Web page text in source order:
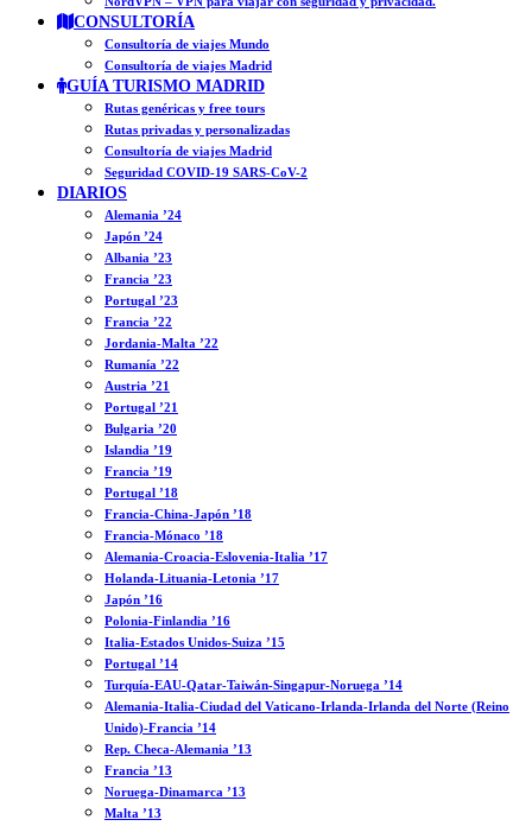
CONSULTORÍA
Consultoría de viajes Mundo
Consultoría de viajes Madrid
GUÍA TURISMO MADRID
Rutas genéricas y free tours
Rutas privadas y personalizadas
Consultoría de viajes Madrid
Seguridad COVID-19 SARS-CoV-2
DIARIOS
Alemania ’24
Japón ’24
Albania ’23
Francia ’23
Portugal ’23
Francia ’22
Jordania-Malta ’22
Rumanía ’22
Austria ’21
Portugal ’21
Bulgaria ’20
Islandia ’19
Francia ’19
Portugal ’18
Francia-China-Japón ’18
Francia-Mónaco ’18
Alemania-Croacia-Eslovenia-Italia ’17
Holanda-Lituania-Letonia ’17
Japón ’16
Polonia-Finlandia ’16
Italia-Estados Unidos-Suiza ’15
Portugal ’14
Turquía-EAU-Qatar-Taiwán-Singapur-Noruega ’14
Alemania-Italia-Ciudad del Vaticano-Irlanda-Irlanda del Norte (Reino
Unido)-Francia ’14
Rep. Checa-Alemania ’13
Francia ’13
Noruega-Dinamarca ’13
Malta ’13